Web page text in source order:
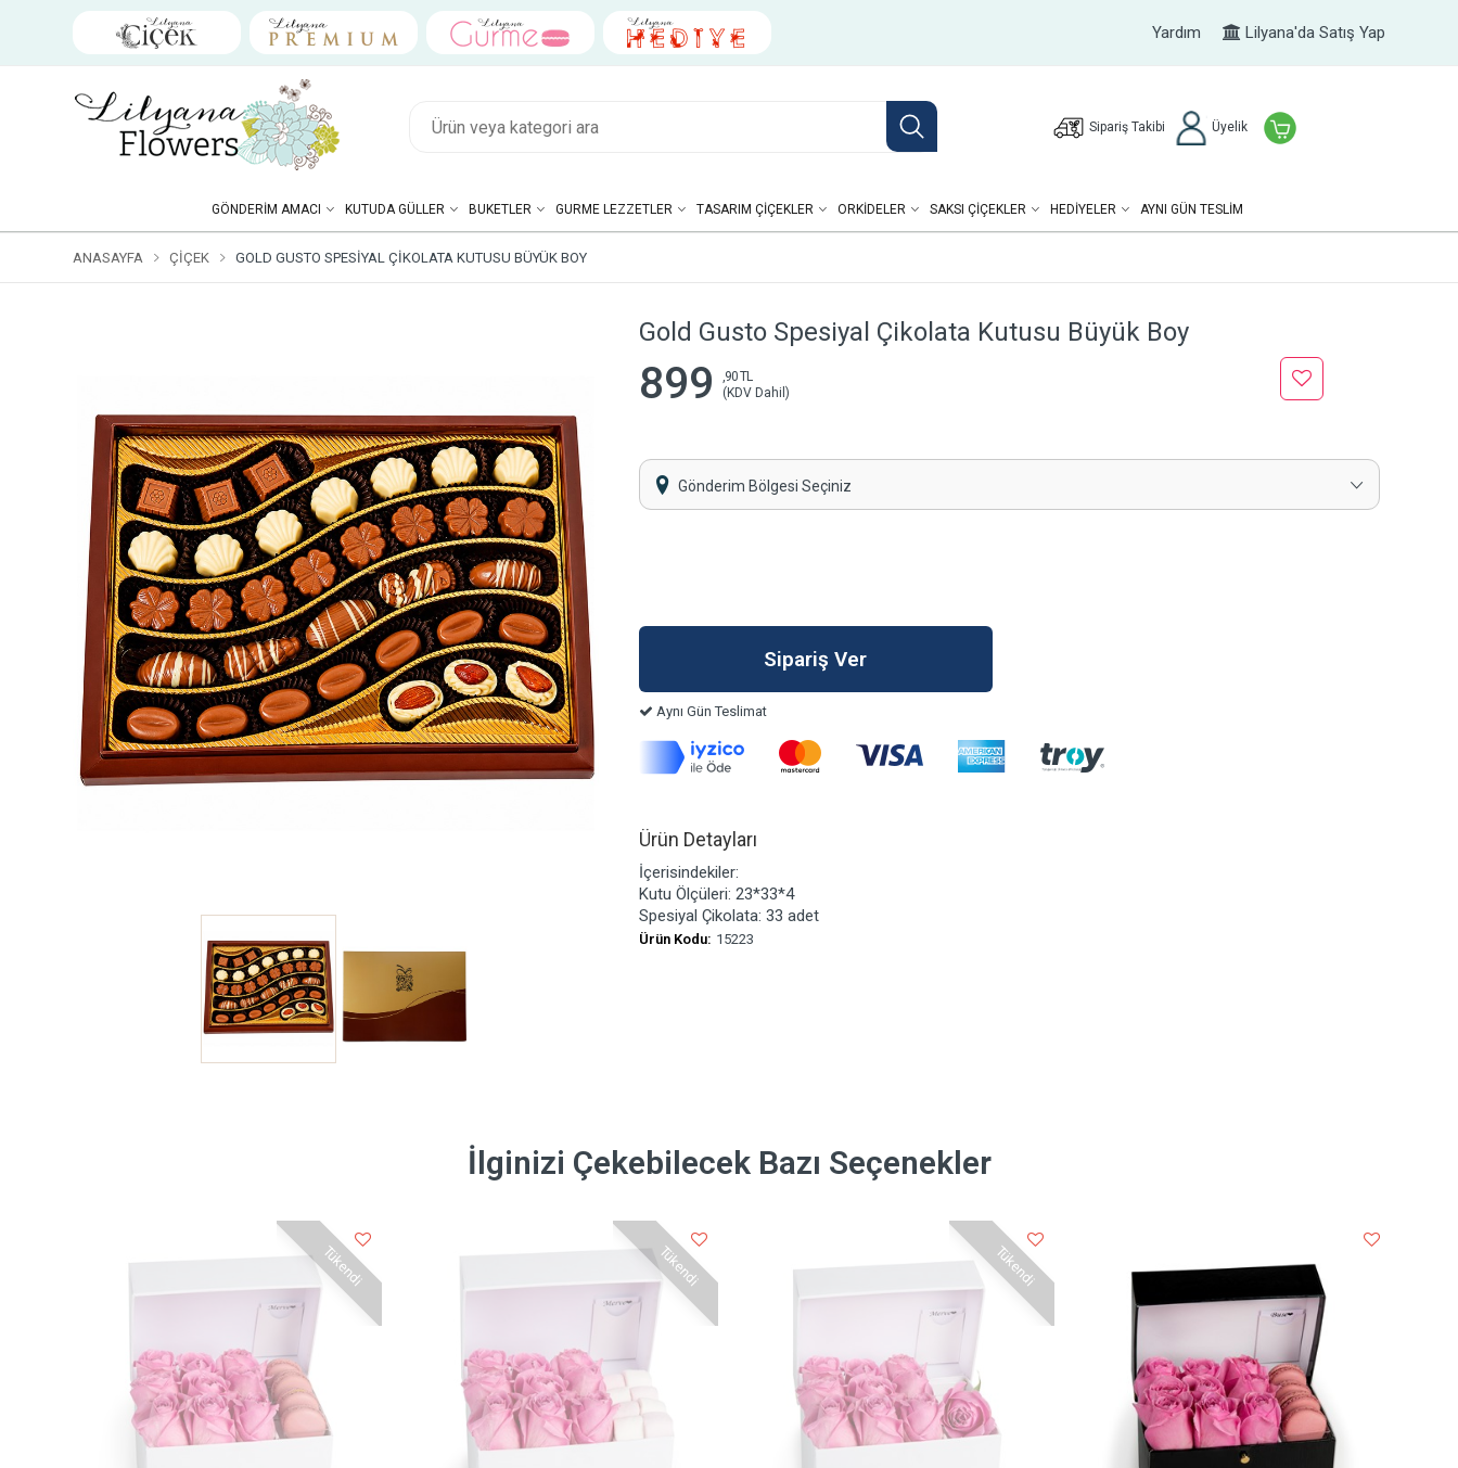
Yardım Lilyana'da Satış Yap
Sipariş Takibi Üyelik
GÖNDERIM AMACI KUTUDA GÜLLER BUKETLER GURME LEZZETLER TASARIM ÇIÇEKLER ORKIDELER SAKSI ÇIÇEKLER HEDIYELER AYNI GÜN TESLİM
ANASAYFA ÇIÇEK GOLD GUSTO SPESIYAL ÇIKOLATA KUTUSU BÜYÜK BOY
Gold Gusto Spesiyal Çikolata Kutusu Büyük Boy
899
,90 TL
(KDV Dahil)
Gönderim Bölgesi Seçiniz
Aynı Gün Teslimat
Ürün Detayları
İçerisindekiler:
Kutu Ölçüleri: 23*33*4
Spesiyal Çikolata: 33 adet
Ürün Kodu: 15223
İlginizi Çekebilecek Bazı Seçenekler
Tükendi Tükendi Tükendi